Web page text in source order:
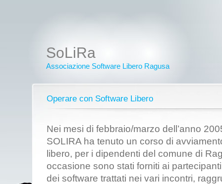
SoLiRa
Associazione Software Libero Ragusa
Operare con Software Libero
Nei mesi di febbraio/marzo dell’anno
SOLIRA ha tenuto un corso di
libero, per i dipendenti del comune di
occasione sono stati forniti ai
dei software trattati nei vari incontri,